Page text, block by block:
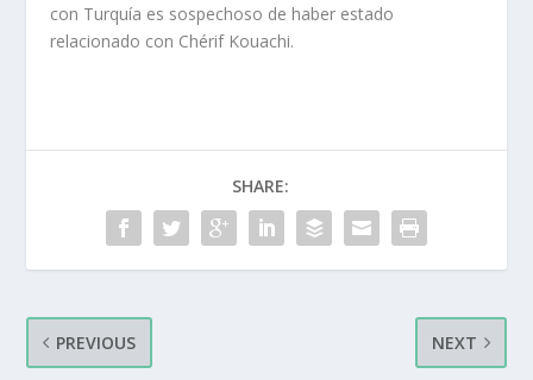
con Turquía es sospechoso de haber estado
relacionado con Chérif Kouachi.
SHARE:
PREVIOUS NEXT